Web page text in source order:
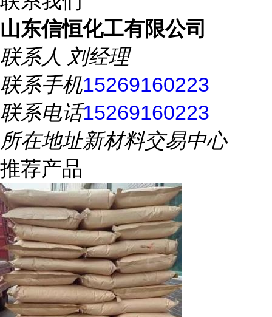
山东信恒化工有限公司
联系人 刘经理
联系手机15269160223
联系电话15269160223
所在地址新材料交易中心
推荐产品